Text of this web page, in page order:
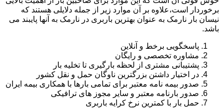
برخوردار است،علاوه بر آن موارد زیر از جمله دلایلی هستند که
نیسان بار نارمک به عنوان بهترین باربری در نارمک به آنها پایبند می
باشد.
پاسخگویی برخط و آنلاین
مشاوره تخصصی و رایگان
پشتیبانی مشتری از لحظه بارگیری تا تخلیه بار
در اختیار داشتن بزرگترین ناوگان حمل و نقل کشور
صدور بیمه نامه معتبر برای تمامی بارها با همکاری بیمه ایران
صدور بارنامه معتبر و سایر مجوز های ترافیکی
حمل بار با کمترین نرخ کرایه باربری